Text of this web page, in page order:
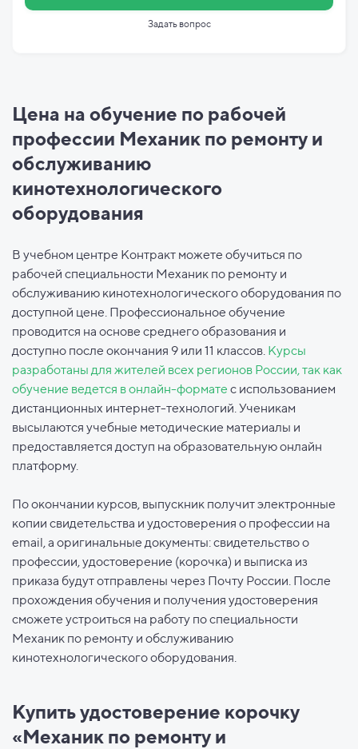
Задать вопрос
Цена на обучение по рабочей
профессии Механик по ремонту и
обслуживанию
кинотехнологического
оборудования
В учебном центре Контракт можете обучиться по
рабочей специальности Механик по ремонту и
обслуживанию кинотехнологического оборудования по
доступной цене. Профессиональное обучение
проводится на основе среднего образования и
доступно после окончания 9 или 11 классов. Курсы
разработаны для жителей всех регионов России, так как
обучение ведется в онлайн-формате с использованием
дистанционных интернет-технологий. Ученикам
высылаются учебные методические материалы и
предоставляется доступ на образовательную онлайн
платформу.
По окончании курсов, выпускник получит электронные
копии свидетельства и удостоверения о профессии на
email, а оригинальные документы: свидетельство о
профессии, удостоверение (корочка) и выписка из
приказа будут отправлены через Почту России. После
прохождения обучения и получения удостоверения
сможете устроиться на работу по специальности
Механик по ремонту и обслуживанию
кинотехнологического оборудования.
Купить удостоверение корочку
«Механик по ремонту и